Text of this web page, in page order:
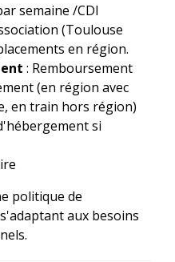
semaine /CDI
(Toulouse
en région.
: Remboursement
(en région avec
en train hors région)
si
politique de
aux besoins